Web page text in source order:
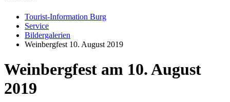
Tourist-Information Burg
Service
Bildergalerien
Weinbergfest 10. August 2019
Weinbergfest am 10. August
2019